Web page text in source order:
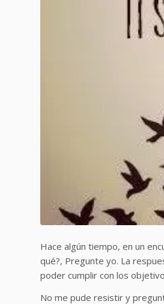
Hace algún tiempo, en un
qué?, Pregunte yo. La
poder cumplir con los
No me pude resistir y